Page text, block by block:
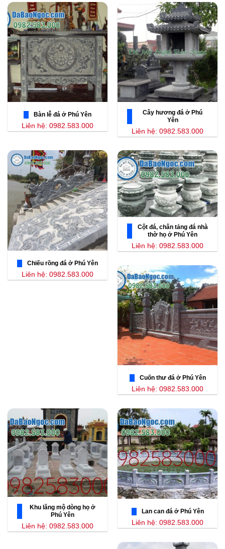
Bàn lễ đá ở Phú Yên
Liên hệ: 0982.583.000
Cây hương đá ở Phú
Yên
Liên hệ: 0982.583.000
Chiếu rồng đá ở Phú Yên
Liên hệ: 0982.583.000
Cột đá, chân tảng đá nhà
thờ họ ở Phú Yên
Liên hệ: 0982.583.000
Cuốn thư đá ở Phú Yên
Liên hệ: 0982.583.000
Khu lăng mộ dòng họ ở
Phú Yên
Liên hệ: 0982.583.000
Lan can đá ở Phú Yên
Liên hệ: 0982.583.000